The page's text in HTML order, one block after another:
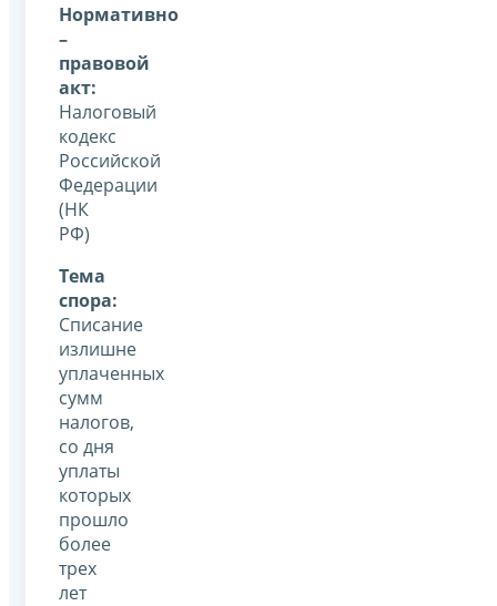
Нормативно
–
правовой
акт:
Налоговый
кодекс
Российской
Федерации
(НК
РФ)
Тема
спора:
Списание
излишне
уплаченных
сумм
налогов,
со дня
уплаты
которых
прошло
более
трех
лет